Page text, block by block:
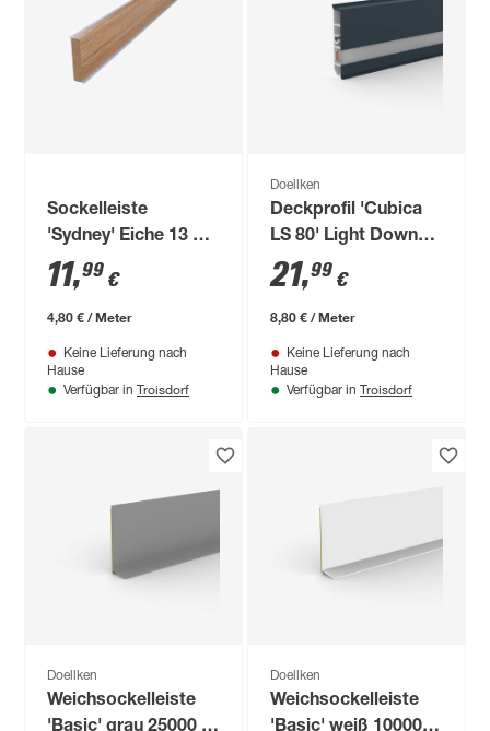
Sockelleiste
'Sydney' Eiche 13 x
60 x 2500 mm
11,99 €
4,80 € / Meter
Keine Lieferung nach
Hause
Verfügbar in Troisdorf
Doellken
Deckprofil 'Cubica
LS 80' Light Down
anthrazit 250 x 8 x 2
cm
21,99 €
8,80 € / Meter
Keine Lieferung nach
Hause
Verfügbar in Troisdorf
Doellken
Weichsockelleiste
Doellken
Weichsockelleiste